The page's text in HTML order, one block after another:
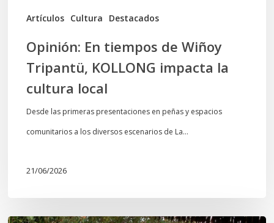
Artículos Cultura Destacados
cultura
Opinión: En tiempos de Wiñoy
Tripantü, KOLLONG impacta la
cultura local
Desde las primeras presentaciones en peñas y espacios
comunitarios a los diversos escenarios de La…
21/06/2026